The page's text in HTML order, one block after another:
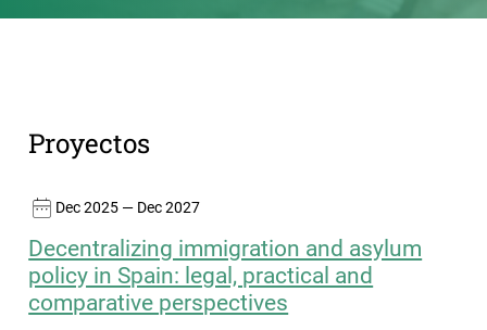
Proyectos
Dec 2025 — Dec 2027
Decentralizing immigration and asylum
policy in Spain: legal, practical and
comparative perspectives